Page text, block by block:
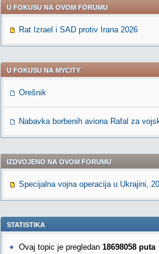
U FOKUSU NA OVOM FORUMU
Rat Izrael i SAD protiv Irana 2026
U FOKUSU NA MYCITY
Orešnik
Nabavka borbenih aviona Rafal za
IZDVOJENO NA OVOM FORUMU
Specijalna vojna operacija u Ukrajini,
STATISTIKA
Ovaj topic je pregledan 18698058 puta